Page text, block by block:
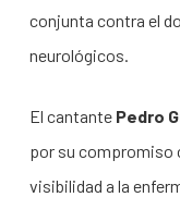
conjunta contra el
neurológicos.
El cantante Pedro
por su compromiso
visibilidad a la